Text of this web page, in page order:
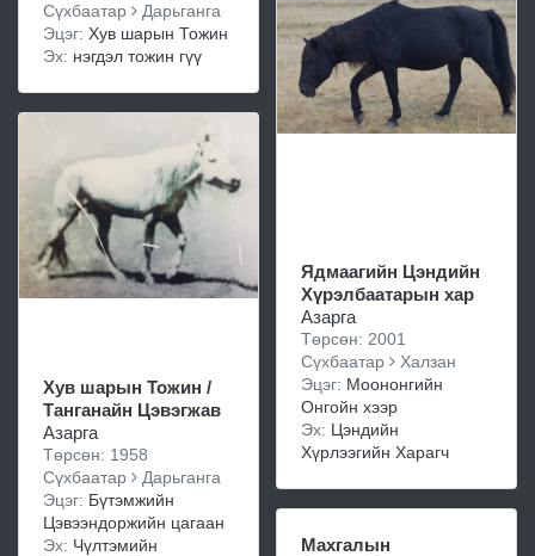
Сүхбаатар
Дарьганга
Эцэг: Хув шарын Тожин
Эх: нэгдэл тожин гүү
Хув шарын Тожин /
Танганайн Цэвэгжав
Азарга
Төрсөн: 1958
Сүхбаатар
Дарьганга
Эцэг: Бүтэмжийн
Цэвээндоржийн цагаан
Эх: Чүлтэмийн
Ядмаагийн Цэндийн
Хүрэлбаатарын хар
Азарга
Төрсөн: 2001
Сүхбаатар
Халзан
Эцэг: Моононгийн
Онгойн хээр
Эх: Цэндийн
Хүрлээгийн Харагч
Махгалын